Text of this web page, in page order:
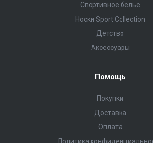
Спортивное белье
Носки Sport Collection
Детство
Аксессуары
Помощь
Покупки
Доставка
Оплата
Политика